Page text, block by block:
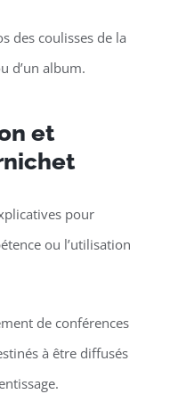
des coulisses de la
d’un album.
et
pour
ou l’utilisation
de conférences
à être diffusés